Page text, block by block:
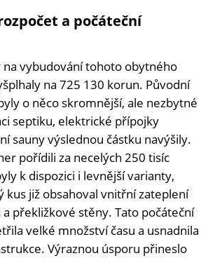
a počáteční
na vybudování tohoto obytného
na 725 130 korun. Původní
o něco skromnější, ale nezbytné
septiku, elektrické přípojky
sauny výslednou částku navýšily.
pořídili za necelých 250 tisíc
k dispozici i levnější varianty,
kus již obsahoval vnitřní zateplení
překližkové stěny. Tato počáteční
velké množství času a usnadnila
Výraznou úsporu přineslo